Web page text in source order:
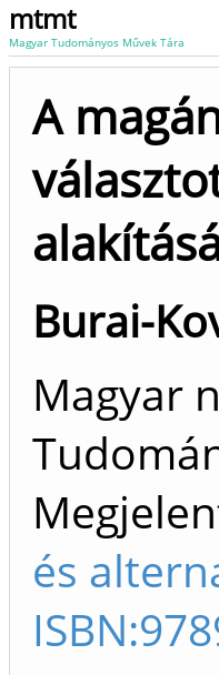
mtmt
Magyar Tudományos Művek Tára
A
Burai-
Magyar
és